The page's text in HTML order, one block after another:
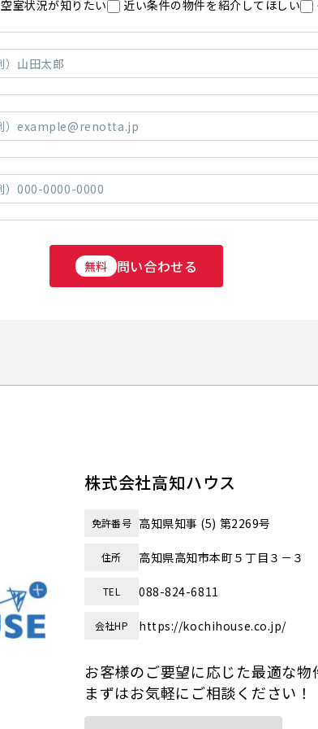
空室状況が知りたい 近い条件の物件を紹介してほしい
無料 問い合わせる
株式会社高知ハウス
免許番号 高知県知事 (5) 第2269号
住所 高知県高知市本町５丁目３－３
TEL 088-824-6811
会社HP https://kochihouse.co.jp/
お客様のご要望に応じた最適な
まずはお気軽にご相談ください！